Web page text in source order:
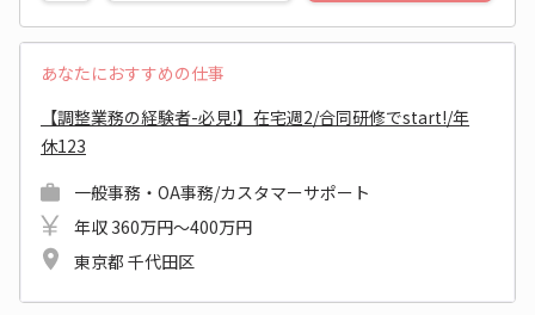
あなたにおすすめの仕事
【調整業務の経験者-必見!】在宅週2/合同研修でstart!/年
休123
一般事務・OA事務/カスタマーサポート
年収 360万円～400万円
東京都 千代田区